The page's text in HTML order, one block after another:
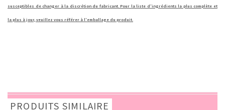
susceptibles de changer à la discrétion du fabricant. Pour la liste d'ingrédients la plus complète et
la plus à jour, veuillez vous référer à l'emballage du produit.
PRODUITS SIMILAIRE